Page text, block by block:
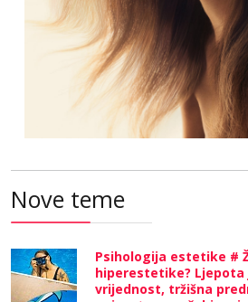
Nove teme
Psihologija estetike #
hiperestetike?
vrijednost, tržišna